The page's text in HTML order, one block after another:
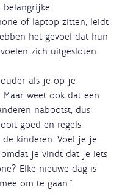
belangrijke
of laptop zitten, leidt
het gevoel dat hun
zich uitgesloten.
ouder als je op je
weet ook dat een
nabootst, dus
goed en regels
kinderen. Voel je je
je vindt dat je iets
Elke nieuwe dag is
om te gaan.”